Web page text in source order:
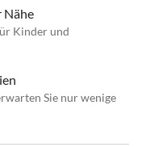
Nähe
Kinder und
Sie nur wenige